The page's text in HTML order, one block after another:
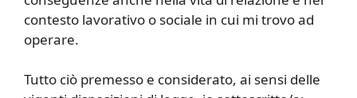
contesto lavorativo o sociale in cui mi trovo ad
operare.
Tutto ciò premesso e considerato, ai sensi delle